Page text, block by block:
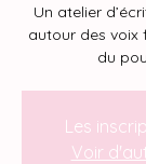
Un atelier
autour des voix
du
Les
Voir